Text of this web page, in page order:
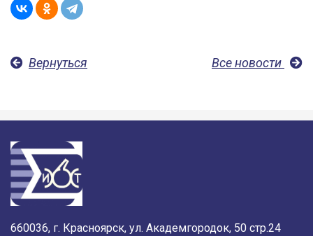
Вернуться Все новости
660036, г. Красноярск, ул. Академгородок, 50 стр.24